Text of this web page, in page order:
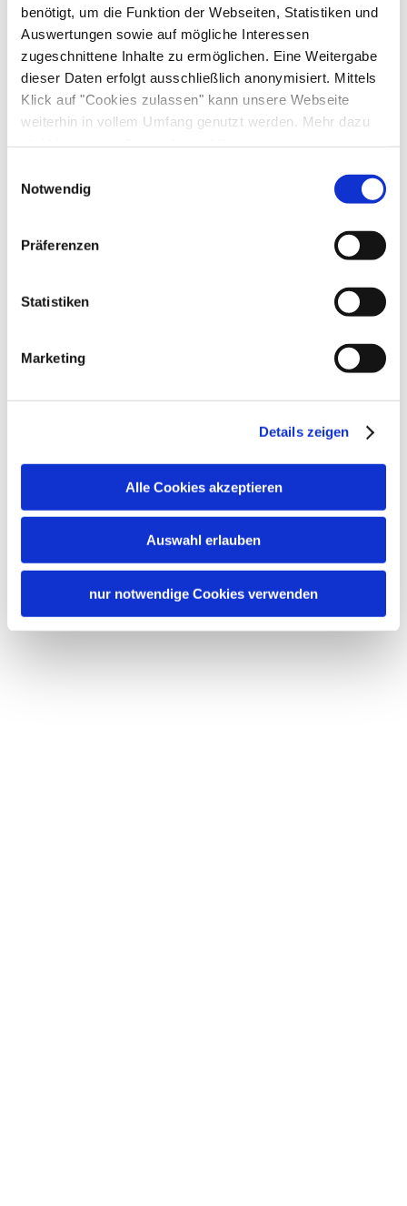
benötigt, um die Funktion der Webseiten, Statistiken und
Auswertungen sowie auf mögliche Interessen
zugeschnittene Inhalte zu ermöglichen. Eine Weitergabe
dieser Daten erfolgt ausschließlich anonymisiert. Mittels
Klick auf "Cookies zulassen" kann unsere Webseite
weiterhin in vollem Umfang genutzt werden. Mehr dazu
steht in unserer Datenschutzerklärung.
gelistet.
Notwendig
Präferenzen
Statistiken
Marketing
Details zeigen
Alle Cookies akzeptieren
Auswahl erlauben
nur notwendige Cookies verwenden